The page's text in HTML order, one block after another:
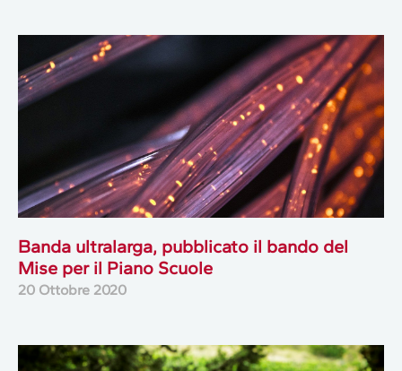
Banda ultralarga, pubblicato il bando del
Mise per il Piano Scuole
20 Ottobre 2020